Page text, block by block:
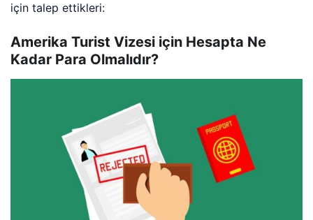
için talep ettikleri:
Amerika Turist Vizesi için Hesapta Ne
Kadar Para Olmalıdır?